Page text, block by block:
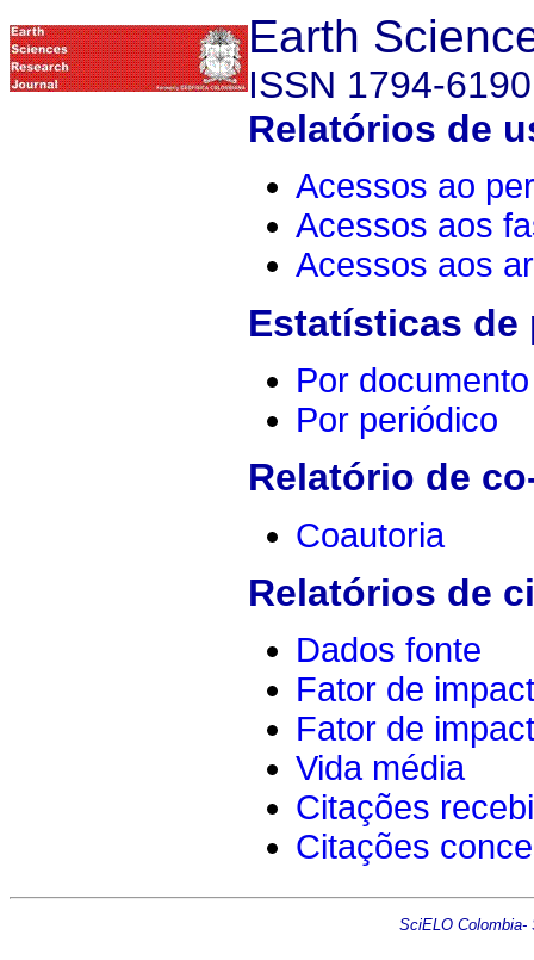
Earth
ISSN 1794-6190
Relatórios de
Acessos ao
Acessos aos
Acessos aos
Estatísticas de
Por documento
Por periódico
Relatório de
Coautoria
Relatórios de
Dados fonte
Fator de
Fator de
Vida média
Citações
Citações
SciELO Colombia-